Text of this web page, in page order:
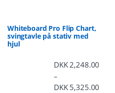
Whiteboard Pro Flip Chart,
svingtavle på stativ med
hjul
DKK2,248.00
–
DKK5,325.00